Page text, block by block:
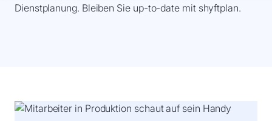
Kundenservice Deutsch
Dienstplanung. Bleiben Sie up-to-date mit shyftplan.